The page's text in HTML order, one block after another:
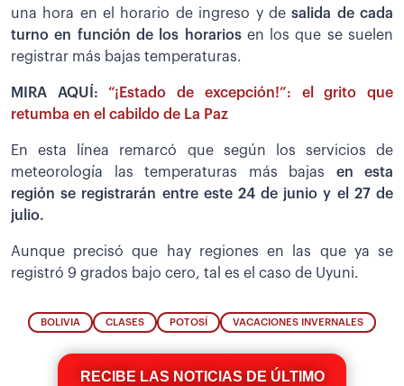
una hora en el horario de ingreso y desalida de cada
turno en función de los horariosen los que se suelen
registrar más bajas temperaturas.
MIRA AQUÍ:“¡Estado de excepción!”: el grito que
retumba en el cabildo de La Paz
En esta línea remarcó que según los servicios de
meteorología las temperaturas más bajas en esta
región se registrarán entre este 24 de junio y el 27 de
julio.
Aunque precisó que hay regiones en las que ya se
registró 9 grados bajo cero, tal es el caso de Uyuni.
BOLIVIA CLASES POTOSÍ VACACIONES INVERNALES
RECIBE LAS NOTICIAS DE ÚLTIMO